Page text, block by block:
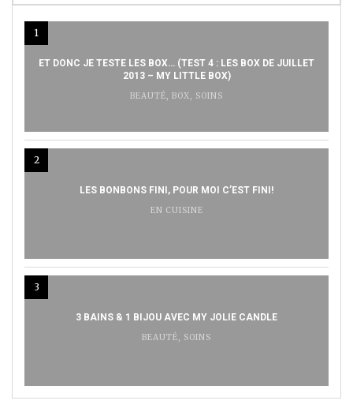
1
ET DONC JE TESTE LES BOX… (TEST 4 : LES BOX DE JUILLET
2013 – MY LITTLE BOX)
BEAUTÉ, BOX, SOINS
2
LES BONBONS FINI, POUR MOI C’EST FINI!
EN CUISINE
3
3 BAINS & 1 BIJOU AVEC MY JOLIE CANDLE
BEAUTÉ, SOINS